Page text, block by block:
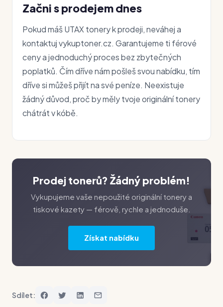
Začni s prodejem dnes
Pokud máš UTAX tonery k prodeji, neváhej a
kontaktuj vykuptoner.cz. Garantujeme ti férové
ceny a jednoduchý proces bez zbytečných
poplatků. Čím dříve nám pošleš svou nabídku, tím
dříve si můžeš přijít na své peníze. Neexistuje
žádný důvod, proč by měly tvoje originální tonery
chátrát v kóbě.
Prodej tonerů? Žádný problém!
Vykupujeme vaše nepoužité originální tonery a
tiskové kazety — férově, rychle a jednoduše.
Získat nabídku
Sdílet: